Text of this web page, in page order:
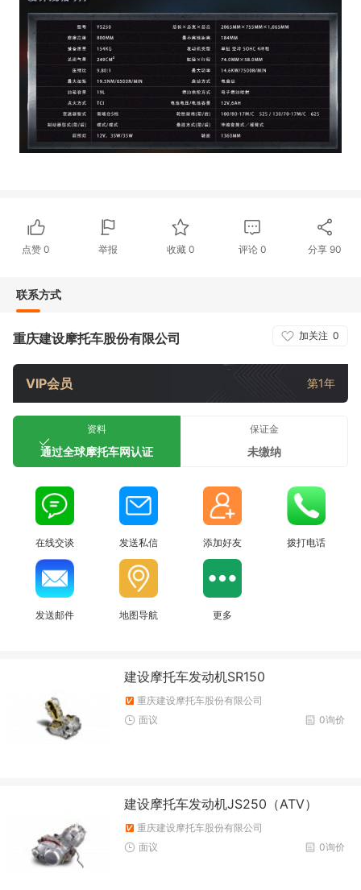
点赞0 举报 收藏 0 评论0 分享90
联系方式
加关注 0
重庆建设摩托车股份有限公司
VIP会员 第1年
资料
通过全球摩托车网认证
保证金
未缴纳
在线交谈 发送私信 添加好友 拨打电话
发送邮件 地图导航 更多
建设摩托车发动机SR150
重庆建设摩托车股份有限公司
0询价
面议
建设摩托车发动机JS250（ATV）
重庆建设摩托车股份有限公司
0询价
面议